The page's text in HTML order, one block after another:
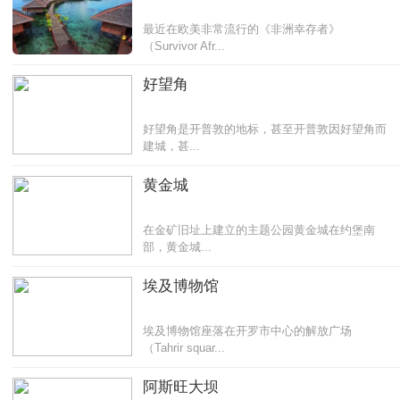
最近在欧美非常流行的《非洲幸存者》
（Survivor Afr...
好望角
好望角是开普敦的地标，甚至开普敦因好望角而
建城，甚...
黄金城
在金矿旧址上建立的主题公园黄金城在约堡南
部，黄金城...
埃及博物馆
埃及博物馆座落在开罗市中心的解放广场
（Tahrir squar...
阿斯旺大坝